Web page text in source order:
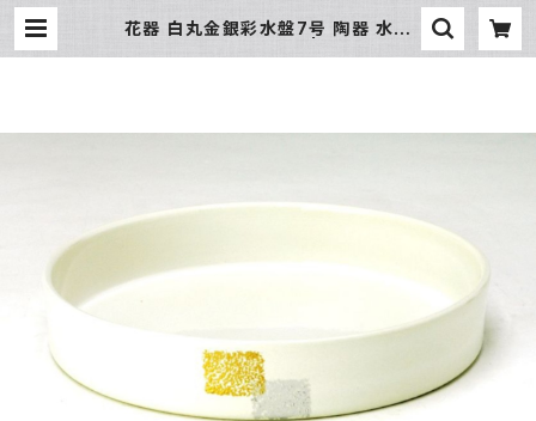
花器 白丸金銀彩水盤7号 陶器 水盤